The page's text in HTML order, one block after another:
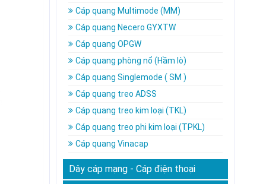
Cáp quang Multimode (MM)
Cáp quang Necero GYXTW
Cáp quang OPGW
Cáp quang phòng nổ (Hầm lò)
Cáp quang Singlemode ( SM )
Cáp quang treo ADSS
Cáp quang treo kim loại (TKL)
Cáp quang treo phi kim loại (TPKL)
Cáp quang Vinacap
Dây cáp mạng - Cáp điện thoại